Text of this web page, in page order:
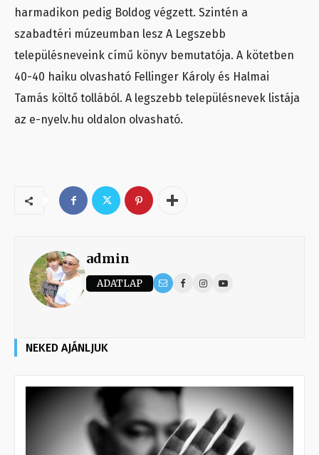
harmadikon pedig Boldog végzett. Szintén a
szabadtéri múzeumban lesz A Legszebb
településneveink című könyv bemutatója. A kötetben
40-40 haiku olvasható Fellinger Károly és Halmai
Tamás költő tollából. A legszebb településnevek listája
az e-nyelv.hu oldalon olvasható.
admin
ADATLAP
NEKED AJÁNLJUK